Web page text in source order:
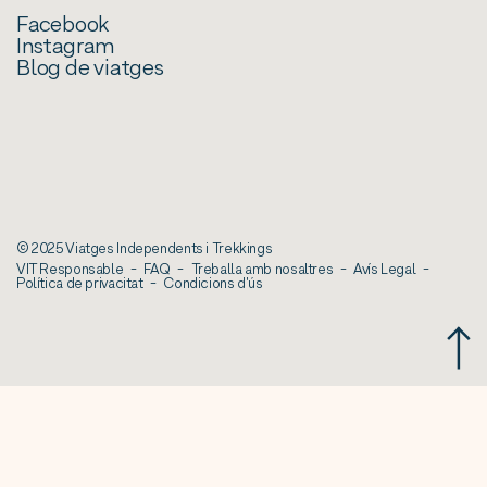
Facebook
Instagram
Blog de viatges
© 2025 Viatges Independents i Trekkings
VIT Responsable
FAQ Treballa amb nosaltres Avís Legal
Política de privacitat Condicions d'ús